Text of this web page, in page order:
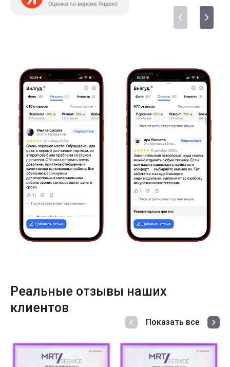
Реальные отзывы наших
клиентов
Показать все